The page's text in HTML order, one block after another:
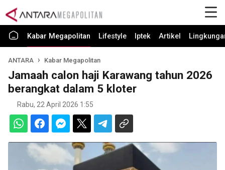
Kabar Megapolitan Lifestyle Iptek Artikel
ANTARA Kabar Megapolitan
Jamaah calon haji Karawang tahun 2026
berangkat dalam 5 kloter
Rabu, 22 April 2026 1:55